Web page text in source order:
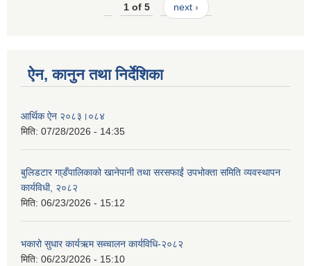
1 of 5 next ›
ऐन, कानुन तथा निर्देशिका
आर्थिक ऐन २०८३।०८४
मिति: 07/28/2026 - 14:35
बुलिडटार गा्डँपालिकाको खानेपानी तथा सरसफाईं उपभोक्ता समिति व्यवस्थापन
कार्यविधी, २०८२
मिति: 06/23/2026 - 15:12
भकारो सुधार कार्यऋम सब्चालन कार्यविधि-२०८२
मिति: 06/23/2026 - 15:10